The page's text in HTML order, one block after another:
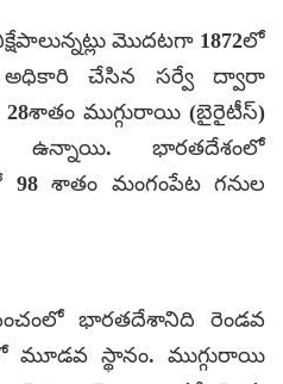
మొదటగా 1872లో
అధికారి చేసిన సర్వే ద్వారా
28శాతం ముగ్గురాయి (బైరైటీస్)
ఉన్నాయి. భారతదేశంలో
శాతం మంగంపేట గనుల
భారతదేశానిది రెండవ
మూడవ స్థానం. ముగ్గురాయి